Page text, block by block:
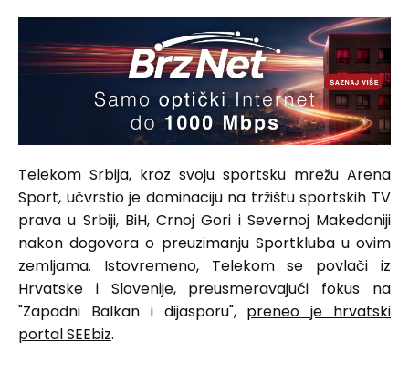
Telekom Srbija, kroz svoju sportsku mrežu Arena
Sport, učvrstio je dominaciju na tržištu sportskih TV
prava u Srbiji, BiH, Crnoj Gori i Severnoj Makedoniji
nakon dogovora o preuzimanju Sportkluba u ovim
zemljama. Istovremeno, Telekom se povlači iz
Hrvatske i Slovenije, preusmeravajući fokus na
"Zapadni Balkan i dijasporu", preneo je hrvatski
portal SEEbiz.